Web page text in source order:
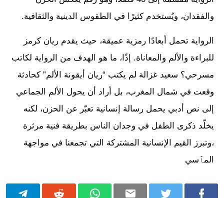
والفقدان، ويُستخدم كثيرًا في الطقوس الدينية والثقافية.
الرواية تحمل أبعادًا رمزية عميقة، حيث يقدم ريان كرمز
للبراءة والألم والمعاناة. إذًا، ما هو الهدف من الرواية لكاتب
مسرحي؟ سعيد غزالة لم يكتب “ريان أيقونة الألم” كحادثة
وقعت في شمال المغرب، بل أراد أن يحول الألم الجماعي
إلى نص أدبي يحمل رسالة إنسانية تعبّر عن الحزن، لكنه
يخلّد ذكرى الطفل في وجدان الناس بطريقة فنية مرثرة
،وتبرز القيم الإنسانية المشتركة التي تجمعنا في مواجهة
المٱسي